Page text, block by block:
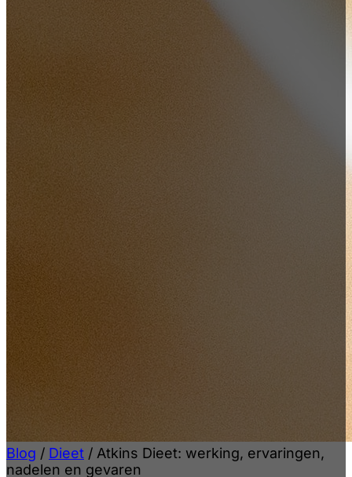
Blog / Dieet / Atkins Dieet: werking, ervaringen,
nadelen en gevaren